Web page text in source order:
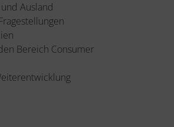
Ausland
Bereich Consumer